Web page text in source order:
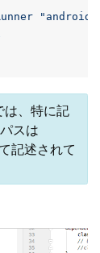
は、特に記
スは
記述されて